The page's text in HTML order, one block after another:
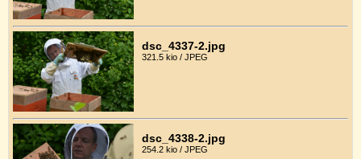
dsc_4337-2.jpg
321.5 kio / JPEG
dsc_4338-2.jpg
254.2 kio / JPEG